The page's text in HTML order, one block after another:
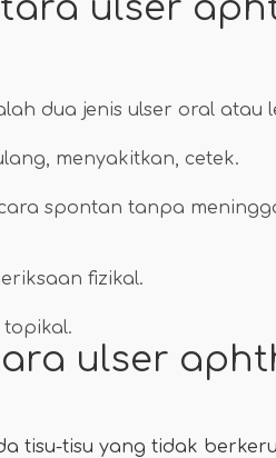
ulser
dua jenis ulser oral atau
menyakitkan, cetek.
spontan tanpa
fizikal.
topikal.
ulser
tisu-tisu yang tidak